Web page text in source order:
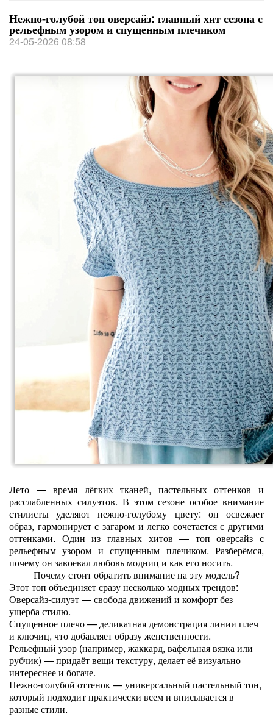
Нежно‑голубой топ оверсайз: главный хит сезона с
рельефным узором и спущенным плечиком
24-05-2026 08:58
Лето — время лёгких тканей, пастельных оттенков и
расслабленных силуэтов. В этом сезоне особое внимание
стилисты уделяют нежно‑голубому цвету: он освежает
образ, гармонирует с загаром и легко сочетается с другими
оттенками. Один из главных хитов — топ оверсайз с
рельефным узором и спущенным плечиком. Разберёмся,
почему он завоевал любовь модниц и как его носить.
Почему стоит обратить внимание на эту модель?
Этот топ объединяет сразу несколько модных трендов:
Оверсайз-силуэт — свобода движений и комфорт без
ущерба стилю.
Спущенное плечо — деликатная демонстрация линии плеч
и ключиц, что добавляет образу женственности.
Рельефный узор (например, жаккард, вафельная вязка или
рубчик) — придаёт вещи текстуру, делает её визуально
интереснее и богаче.
Нежно‑голубой оттенок — универсальный пастельный тон,
который подходит практически всем и вписывается в
разные стили.